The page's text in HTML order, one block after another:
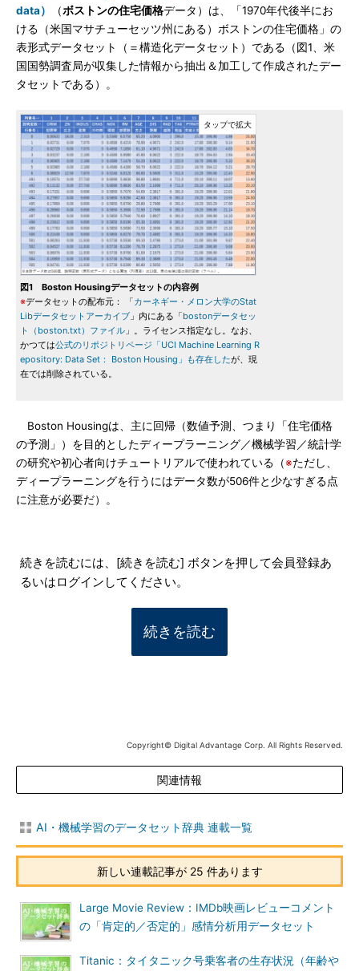
data）
（ボストンの住宅価格データ）は、「1970年代後半にお
ける（米国マサチューセッツ州にある）ボストンの住宅価格」の
表形式データセット（＝構造化データセット）である（図1、米
国国勢調査局が収集した情報から抽出＆加工して作成されたデー
タセットである）。
図1 Boston Housingデータセットの内容例
※データセットの配布元： 「カーネギー・メロン大学のStat
Libデータセットアーカイブ 」内にある「bostonデータセッ
ト（boston.txt）ファイル 」。ライセンス指定なし。なお、
かつては公式のリポジトリページ「UCI Machine Learning R
epository: Data Set： Boston Housing」も存在したが、現
在では削除されている。
Boston Housingは、主に回帰（数値予測、つまり「住宅価格
の予測」）を目的としたディープラーニング／機械学習／統計学
の研究や初心者向けチュートリアルで使われている（※ただし、
ディープラーニングを行うにはデータ数が506件と少なすぎる点
に注意が必要だ）。
続きを読むには、[続きを読む] ボタンを押して会員登録あ
るいはログインしてください。
続きを読む
Copyright© Digital Advantage Corp. All Rights Reserved.
関連情報
AI・機械学習のデータセット辞典 連載一覧
新しい連載記事が 25 件あります
Large Movie Review：IMDb映画レビューコメント
の「肯定的／否定的」感情分析用データセット
Titanic：タイタニック号乗客者の生存状況（年齢や